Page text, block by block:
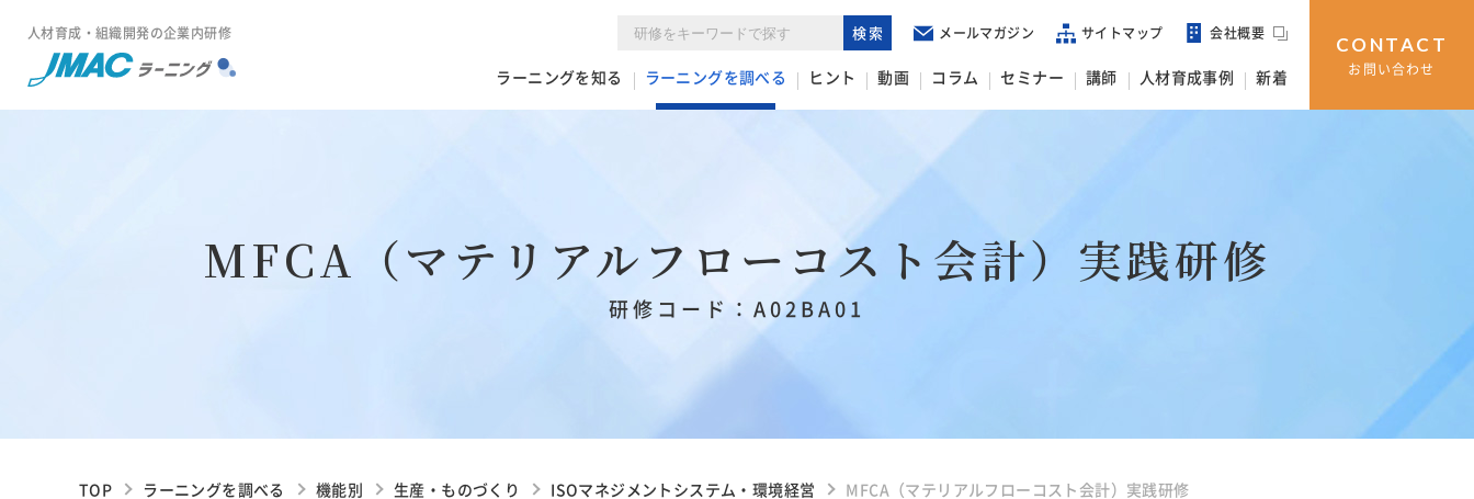
人材育成・組織開発の企業内研修
ラーニングを知る ラーニングを調べる ヒント 動画 コラム セミナー 講師 人材育成事例 新着
検索 メールマガジン サイトマップ 会社概要
CONTACT
お問い合わせ
MFCA（マテリアルフローコスト会計）実践研修
研修コード：A02BA01
TOP ラーニングを調べる 機能別 生産・ものづくり ISOマネジメントシステム・環境経営 MFCA（マテリアルフローコスト会計）実践研修